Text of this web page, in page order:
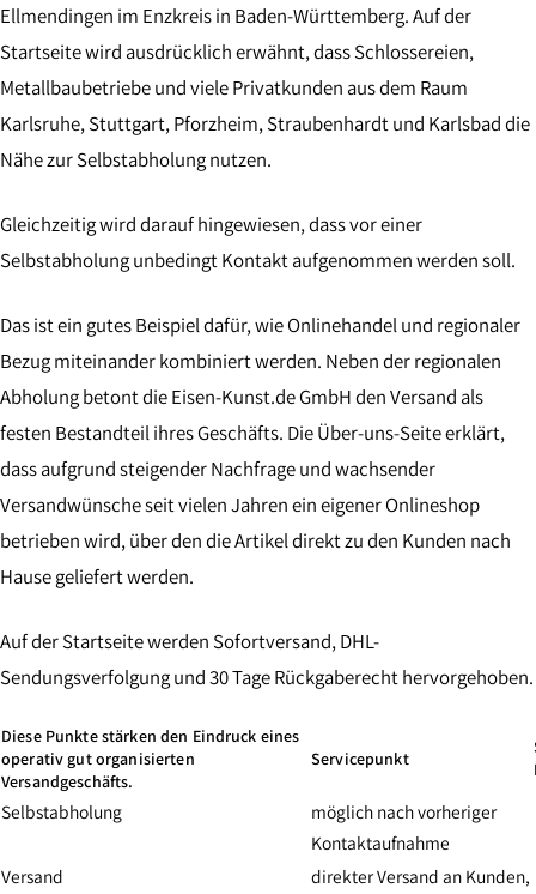
Ellmendingen im Enzkreis in Baden-Württemberg. Auf der
Startseite wird ausdrücklich erwähnt, dass Schlossereien,
Metallbaubetriebe und viele Privatkunden aus dem Raum
Karlsruhe, Stuttgart, Pforzheim, Straubenhardt und Karlsbad die
Nähe zur Selbstabholung nutzen.
Gleichzeitig wird darauf hingewiesen, dass vor einer
Selbstabholung unbedingt Kontakt aufgenommen werden soll.
Das ist ein gutes Beispiel dafür, wie Onlinehandel und regionaler
Bezug miteinander kombiniert werden. Neben der regionalen
Abholung betont die Eisen-Kunst.de GmbH den Versand als
festen Bestandteil ihres Geschäfts. Die Über-uns-Seite erklärt,
dass aufgrund steigender Nachfrage und wachsender
Versandwünsche seit vielen Jahren ein eigener Onlineshop
betrieben wird, über den die Artikel direkt zu den Kunden nach
Hause geliefert werden.
Auf der Startseite werden Sofortversand, DHL-
Sendungsverfolgung und 30 Tage Rückgaberecht hervorgehoben.
Diese Punkte stärken den Eindruck eines
operativ gut organisierten
Versandgeschäfts.
Servicepunkt
Selbstabholung
möglich nach vorheriger
Kontaktaufnahme
Versand
direkter Versand an Kunden,